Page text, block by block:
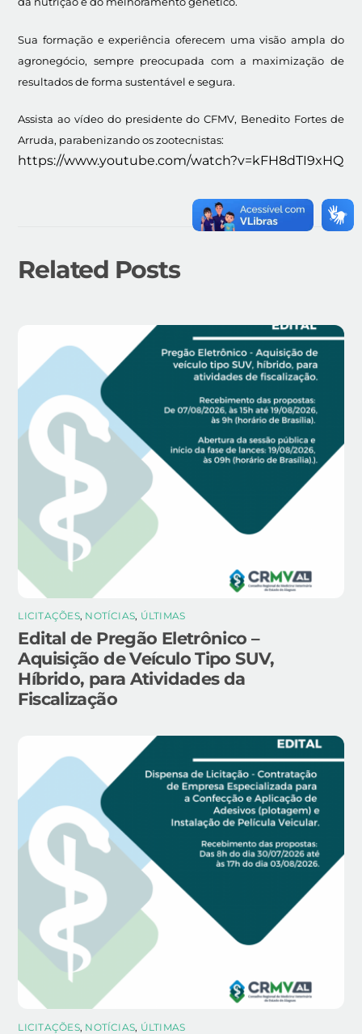
Sua formação e experiência oferecem uma visão ampla do
agronegócio, sempre preocupada com a maximização de
resultados de forma sustentável e segura.
Assista ao vídeo do presidente do CFMV, Benedito Fortes de
Arruda, parabenizando os zootecnistas:
https://www.youtube.com/watch?v=kFH8dTI9xHQ
Related Posts
LICITAÇÕES, NOTÍCIAS, ÚLTIMAS
Edital de Pregão Eletrônico –
Aquisição de Veículo Tipo SUV,
Híbrido, para Atividades da
Fiscalização
LICITAÇÕES, NOTÍCIAS, ÚLTIMAS